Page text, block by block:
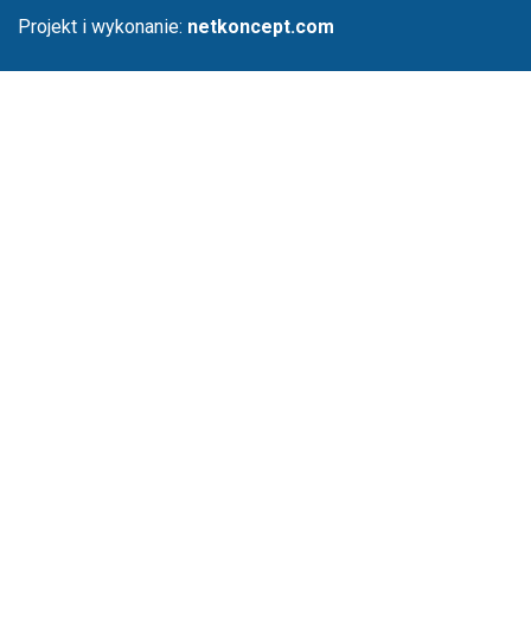
Projekt i wykonanie: netkoncept.com